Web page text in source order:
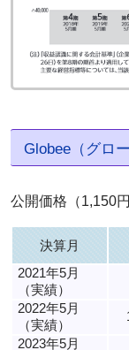
Globee（グロ
公開価格（1,150
決算月
2021年5月
（実績）
2022年5月
（実績）
2023年5月